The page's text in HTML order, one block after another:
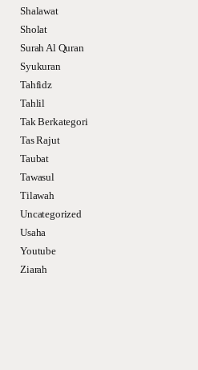
Shalawat
Sholat
Surah Al Quran
Syukuran
Tahfidz
Tahlil
Tak Berkategori
Tas Rajut
Taubat
Tawasul
Tilawah
Uncategorized
Usaha
Youtube
Ziarah